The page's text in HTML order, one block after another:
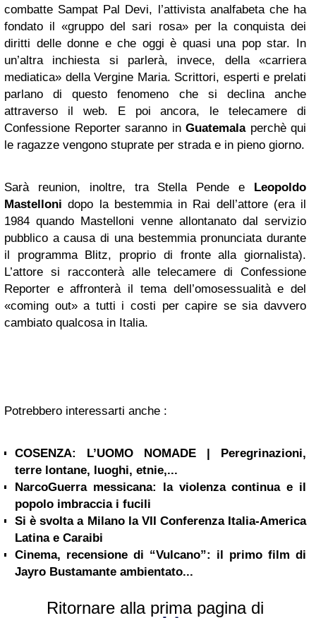
combatte Sampat Pal Devi, l’attivista analfabeta che ha
fondato il «gruppo del sari rosa» per la conquista dei
diritti delle donne e che oggi è quasi una pop star. In
un’altra inchiesta si parlerà, invece, della «carriera
mediatica» della Vergine Maria. Scrittori, esperti e prelati
parlano di questo fenomeno che si declina anche
attraverso il web. E poi ancora, le telecamere di
Confessione Reporter saranno in Guatemalaperchè qui
le ragazze vengono stuprate per strada e in pieno giorno.
Sarà reunion, inoltre, tra Stella Pende e Leopoldo
Mastelloni dopo la bestemmia in Rai dell’attore (era il
1984 quando Mastelloni venne allontanato dal servizio
pubblico a causa di una bestemmia pronunciata durante
il programma Blitz, proprio di fronte alla giornalista).
L’attore si racconterà alle telecamere di Confessione
Reporter e affronterà il tema dell’omosessualità e del
«coming out» a tutti i costi per capire se sia davvero
cambiato qualcosa in Italia.
Potrebbero interessarti anche :
COSENZA: L’UOMO NOMADE | Peregrinazioni,
terre lontane, luoghi, etnie,...
NarcoGuerra messicana: la violenza continua e il
popolo imbraccia i fucili
Si è svolta a Milano la VII Conferenza Italia-America
Latina e Caraibi
Cinema, recensione di “Vulcano”: il primo film di
Jayro Bustamante ambientato...
Ritornare alla prima pagina di